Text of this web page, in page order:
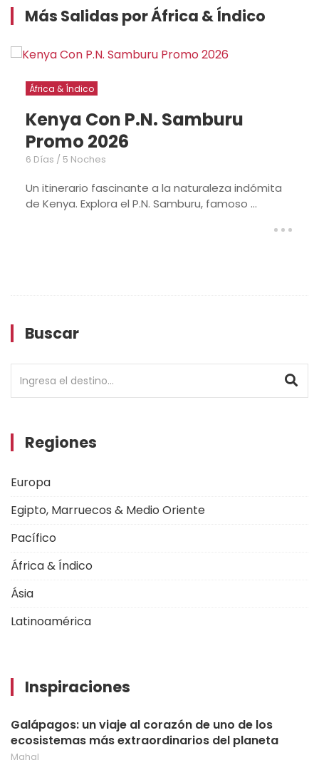
Más Salidas por África & Índico
Samburu
a la naturaleza indómita
Samburu, famoso ...
Kenya con
Con este itinerario
de Kenya. Adéntrate
Buscar
Regiones
Europa
Egipto, Marruecos & Medio Oriente
Pacífico
África & Índico
Ásia
Latinoamérica
Inspiraciones
Galápagos: un viaje al corazón de uno de los
ecosistemas más extraordinarios del planeta
Mahal